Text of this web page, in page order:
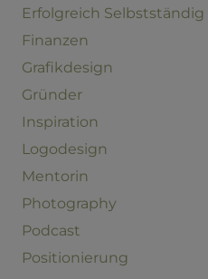
Erfolgreich Selbstständig
Finanzen
Grafikdesign
Gründer
Inspiration
Logodesign
Mentorin
Photography
Podcast
Positionierung